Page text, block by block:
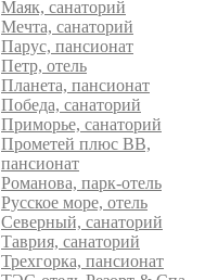
Маяк, санаторий
Мечта, санаторий
Парус, пансионат
Петр, отель
Планета, пансионат
Победа, санаторий
Приморье, санаторий
Прометей плюс ВВ,
пансионат
Романова, парк-отель
Русское море, отель
Северный, санаторий
Таврия, санаторий
Трехгорка, пансионат